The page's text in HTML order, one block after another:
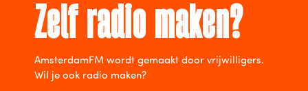
Zelf radio maken?
AmsterdamFM wordt gemaakt door vrijwilligers.
Wil je ook radio maken?